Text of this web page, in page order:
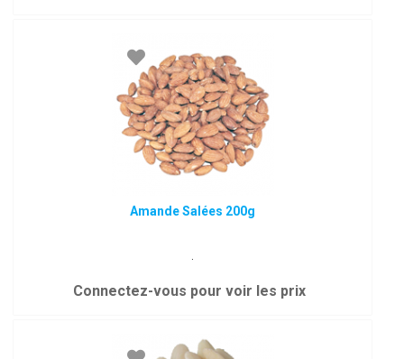
Amande Salées 200g
.
Connectez-vous pour voir les prix